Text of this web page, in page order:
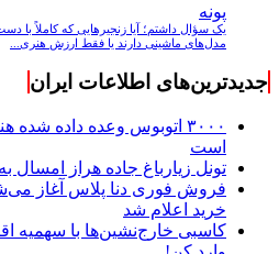
پونه
یک سؤال داشتم؛ آیا زنجیرهایی که کاملاً با
مدل‌های ماشینی دارند یا فقط ارزش هنری...
جدیدترین‌های اطلاعات ایران
۳۰۰۰ اتوبوس وعده داده
است
تونل زیارباغ جاده هراز امسال
فروش فوری دنا پلاس آغاز
خرید اعلام شد